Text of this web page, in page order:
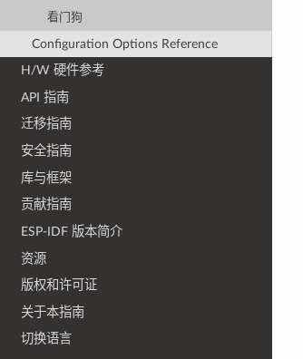
看门狗
Configuration Options Reference
H/W 硬件参考
API 指南
迁移指南
安全指南
库与框架
贡献指南
ESP-IDF 版本简介
资源
版权和许可证
关于本指南
切换语言